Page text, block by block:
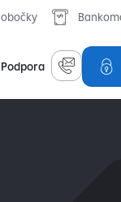
Podpora